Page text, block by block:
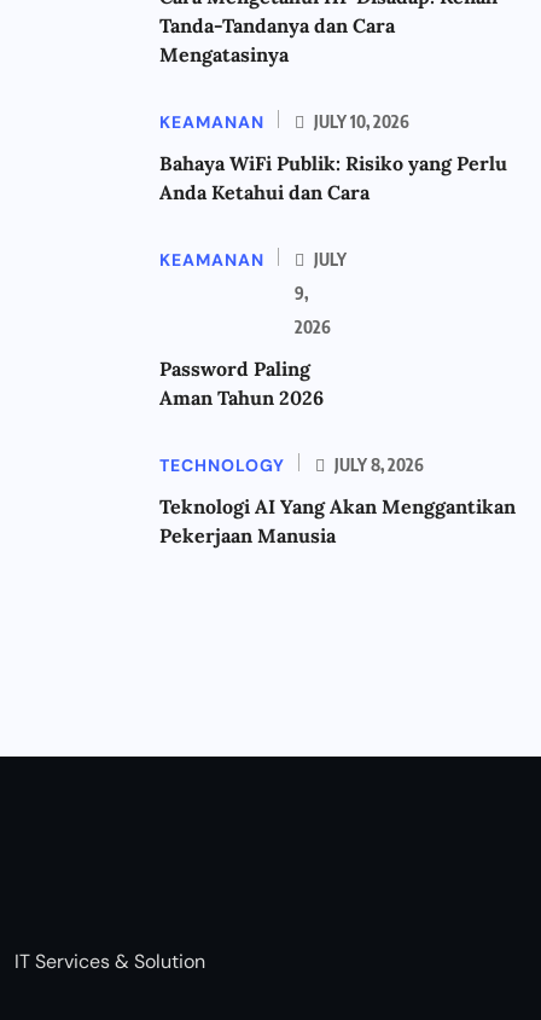
Tanda-Tandanya dan Cara
Mengatasinya
KEAMANAN JULY 10, 2026
Bahaya WiFi Publik: Risiko yang Perlu
Anda Ketahui dan Cara
KEAMANAN
JULY
9,
2026
Password Paling
Aman Tahun 2026
TECHNOLOGY JULY 8, 2026
Teknologi AI Yang Akan Menggantikan
Pekerjaan Manusia
IT Services & Solution